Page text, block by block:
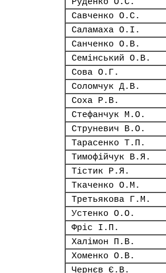
Савченко О.С.
Саламаха О.І.
Санченко О.В.
Семінський О.В.
Сова О.Г.
Соломчук Д.В.
Соха Р.В.
Стефанчук М.О.
Струневич В.О.
Тарасенко Т.П.
Тимофійчук В.Я.
Тістик Р.Я.
Ткаченко О.М.
Третьякова Г.М.
Устенко О.О.
Фріс І.П.
Халімон П.В.
Хоменко О.В.
Чернєв Є.В.